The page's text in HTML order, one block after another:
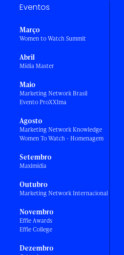
Eventos
Março
Women to Watch Summit
Abril
Mídia Master
Maio
Marketing Network Brasil
Evento ProXXIma
Agosto
Marketing Network Knowledge
Women To Watch - Homenagem
Setembro
Maximídia
Outubro
Marketing Network Internacional
Novembro
Effie Awards
Effie College
Dezembro